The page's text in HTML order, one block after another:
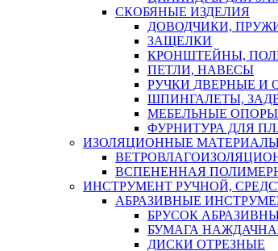
СКОБЯНЫЕ ИЗДЕЛИЯ
ДОВОДЧИКИ,
ЗАЩЕЛКИ
КРОНШТЕЙНЫ,
ПЕТЛИ, НАВЕСЫ
РУЧКИ ДВЕРНЫЕ И
ШПИНГАЛЕТЫ,
МЕБЕЛЬНЫЕ ОПОРЫ
ФУРНИТУРА ДЛЯ
ИЗОЛЯЦИОННЫЕ
ВСПЕНЕННАЯ
ИНСТРУМЕНТ РУЧНОЙ,
АБРАЗИВНЫЕ
БРУСОК
БУМАГА
ДИСКИ ОТРЕЗНЫЕ